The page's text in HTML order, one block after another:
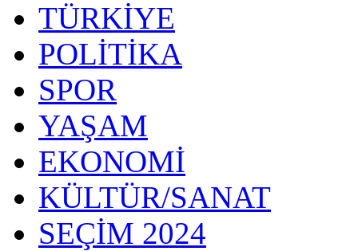
TÜRKİYE
POLİTİKA
SPOR
YAŞAM
EKONOMİ
KÜLTÜR/SANAT
SEÇİM 2024